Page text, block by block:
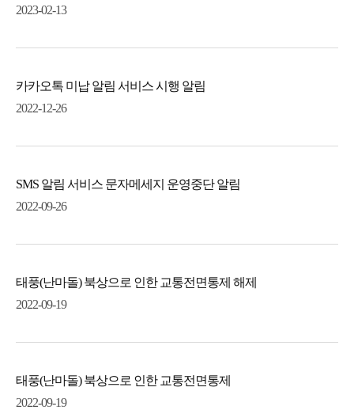
2023-02-13
카카오톡 미납 알림 서비스 시행 알림
2022-12-26
SMS 알림 서비스 문자메세지 운영중단 알림
2022-09-26
태풍(난마돌) 북상으로 인한 교통전면통제 해제
2022-09-19
태풍(난마돌) 북상으로 인한 교통전면통제
2022-09-19